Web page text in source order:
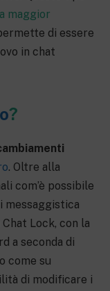
maggior
di essere
in chat
?
. Oltre alla
com’è possibile
messaggistica
Lock, con la
a seconda di
come su
di modificare i